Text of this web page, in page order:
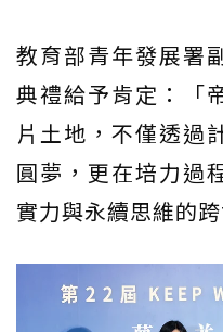
教育部青年發展署
典禮給予肯定：「
片土地，不僅透過
圓夢，更在培力過
實力與永續思維的跨